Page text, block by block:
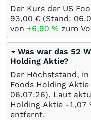
Der Kurs der US
93,00 € (Stand:
von +6,90 % zum
Was war das 52
Holding Aktie?
Der Höchststand,
Foods Holding
06.07.26). Laut
Holding Aktie -1,07
entfernt.